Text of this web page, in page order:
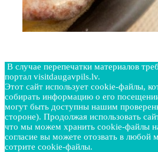
В случае перепечатки материалов
портал visitdaugavpils.lv.
Этот сайт использует cookie-файлы,
собирать информацию о его
могут быть доступны нашим
стороне). Продолжая использовать
что мы можем хранить cookie-файлы
согласие вы можете отозвать в любой
сотрите cookie-файлы.